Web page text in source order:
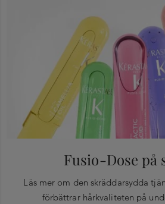
Fusio-Dose på
Läs mer om den skräddarsydda
förbättrar hårkvaliteten på